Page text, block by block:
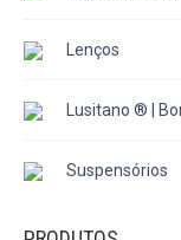
Lenços
Lusitano ® |
Suspensórios